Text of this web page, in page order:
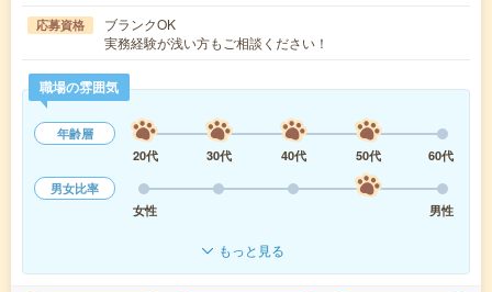
応募資格
ブランクOK
実務経験が浅い方もご相談ください！
職場の雰囲気
年齢層
20代
30代 40代 50代
60代
男女比率
女性
男性
もっと見る